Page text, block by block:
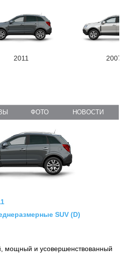
2011 2007
ФОТО НОВОСТИ
SUV (D)
мощный и усовершенствованный